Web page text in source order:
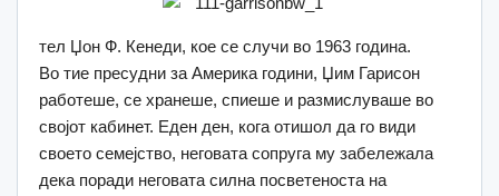
тел Џон Ф. Кенеди, кое се случи во 1963 година.
Во тие пресудни за Америка години, Џим Гарисон
работеше, се хранеше, спиеше и размислуваше во
својот кабинет. Еден ден, кога отишол да го види
своето семејство, неговата сопруга му забележала
дека поради неговата силна посветеноста на